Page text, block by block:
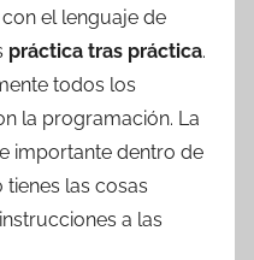
el lenguaje de
práctica tras práctica.
todos los
la programación. La
importante dentro de
tienes las cosas
a las